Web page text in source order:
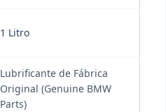
1 Litro
Lubrificante de Fábrica
Original (Genuine BMW
Parts)